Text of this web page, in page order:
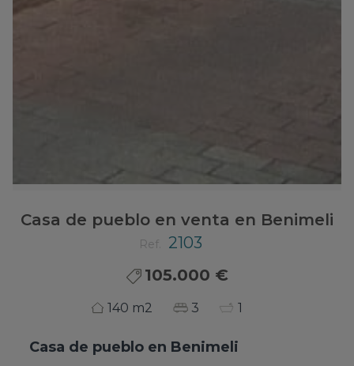
Casa de pueblo en venta en Benimeli
Ref.
2103
105.000 €
140 m2 3 1
Casa de pueblo en Benimeli